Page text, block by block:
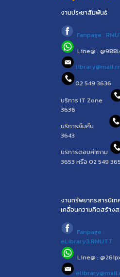
งานประชาสัมพันธ์
Fanpage :
Line@ :
02 549 3636
บริการ IT Zone
3636
บริการยืมคืน
3643
บริการตอบคำถาม
3653 หรือ 02 549
งานทรัพยากรสารนิเ
เคลื่อนความคิดสร้าง
Fanpage :
eLibrary3.RMUTT
Line@ :